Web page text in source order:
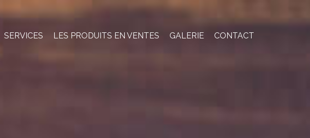
SERVICES LES PRODUITS EN VENTES GALERIE CONTACT